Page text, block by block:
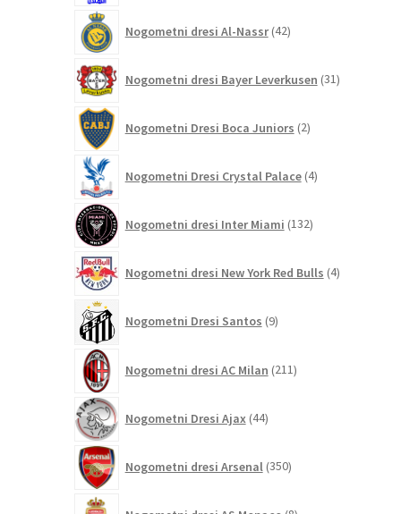
Nogometni dresi Al-Nassr 42izdelkov
Nogometni dresi Bayer Leverkusen 31izdelkov
Nogometni Dresi Boca Juniors 2izdelka
Nogometni Dresi Crystal Palace 4izdelki
Nogometni dresi Inter Miami 132izdelkov
Nogometni dresi New York Red Bulls 4izdelki
Nogometni Dresi Santos 9izdelkov
Nogometni dresi AC Milan 211izdelkov
Nogometni Dresi Ajax 44izdelkov
Nogometni dresi Arsenal 350izdelkov